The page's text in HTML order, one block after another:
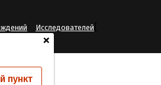
+
пункт
Исследователей